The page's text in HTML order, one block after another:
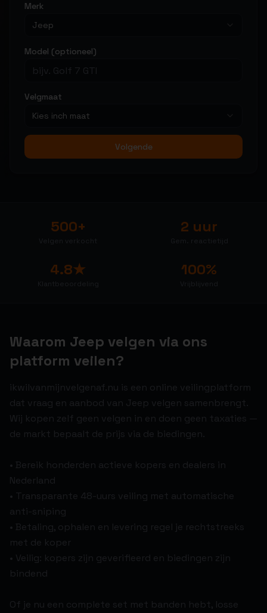
Merk
Jeep
Model (optioneel)
Velgmaat
Kies inch maat
Volgende
500+ 2 uur
4.8★ 100%
Waarom Jeep velgen via ons
platform veilen?
ikwilvanmijnvelgenaf.nu is een online veilingplatform
dat vraag en aanbod van Jeep velgen samenbrengt.
Wij kopen zelf geen velgen in en doen geen taxaties —
de markt bepaalt de prijs via de biedingen.
• Bereik honderden actieve kopers en dealers in
Nederland
• Transparante 48-uurs veiling met automatische
anti-sniping
• Betaling, ophalen en levering regel je rechtstreeks
met de koper
• Veilig: kopers zijn geverifieerd en biedingen zijn
bindend
Of je nu een complete set met banden hebt, losse